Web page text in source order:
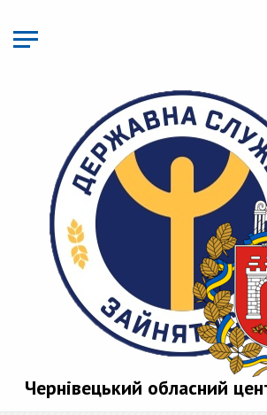
основного
матеріалу
Чернівецький обласний